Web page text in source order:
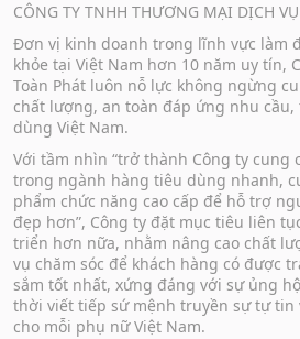
CÔNG TY TNHH THƯƠNG MẠI DỊCH
Đơn vị kinh doanh trong lĩnh vực làm
khỏe tại Việt Nam hơn 10 năm uy tín,
Toàn Phát luôn nỗ lực không ngừng
chất lượng, an toàn đáp ứng nhu
dùng Việt Nam.
Với tầm nhìn “trở thành Công ty cung
trong ngành hàng tiêu dùng nhanh,
phẩm chức năng cao cấp để hỗ trợ
đẹp hơn”, Công ty đặt mục tiêu liên
triển hơn nữa, nhằm nâng cao chất
vụ chăm sóc để khách hàng có được
sắm tốt nhất, xứng đáng với sự ủng
thời viết tiếp sứ mệnh truyền sự tự tin
cho mỗi phụ nữ Việt Nam.